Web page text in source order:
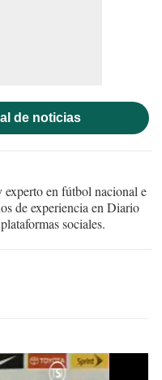
de noticias
en fútbol nacional e
de experiencia en Diario
sociales.